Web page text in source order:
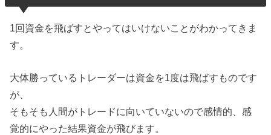
1回資金を飛ばすとやってはいけないことがわかってきま
す。
大体勝っているトレーダーは資金を1度は飛ばすものです
が、
そもそも人間がトレードに向いていないので感情的、感
覚的にやった結果資金が飛びます。